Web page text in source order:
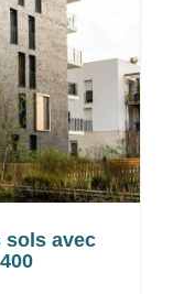
sols avec